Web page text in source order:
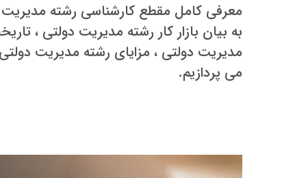
معرفی کامل مقطع کارشناسی رشته
به بیان بازار کار رشته مدیریت دولتی ،
مدیریت دولتی ، مزایای رشته مدیریت
می پردازیم.